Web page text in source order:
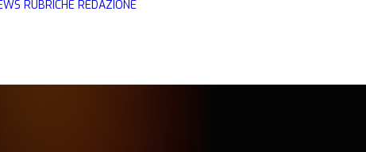
RUBRICHE REDAZIONE